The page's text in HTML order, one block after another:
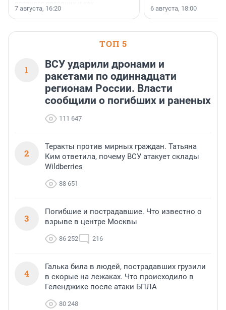
поменялась роль строительства.
7 августа, 16:20 6 августа, 18:00
ТОП 5
1
ВСУ ударили дронами и
ракетами по одиннадцати
регионам России. Власти
сообщили о погибших и раненых
111 647
2
Теракты против мирных граждан. Татьяна
Ким ответила, почему ВСУ атакует склады
Wildberries
88 651
3
Погибшие и пострадавшие. Что известно о
взрыве в центре Москвы
86 252 216
4
Галька била в людей, пострадавших грузили
в скорые на лежаках. Что происходило в
Геленджике после атаки БПЛА
80 248